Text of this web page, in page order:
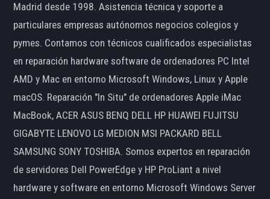
Madrid desde 1998. Asistencia técnica y soporte a
particulares empresas autónomos negocios colegios y
pymes. Contamos con técnicos cualificados especialistas
en reparación hardware software de ordenadores PC Intel
AMD y Mac en entorno Microsoft Windows, Linux y Apple
macOS. Reparación "In Situ" de ordenadores Apple iMac
MacBook, ACER ASUS BENQ DELL HP HUAWEI FUJITSU
GIGABYTE LENOVO LG MEDION MSI PACKARD BELL
SAMSUNG SONY TOSHIBA. Somos expertos en reparación
de servidores Dell PowerEdge y HP ProLiant a nivel
hardware y software en entorno Microsoft Windows Server